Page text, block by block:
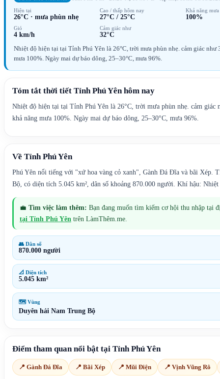
Hiện tại
26°C · mưa phùn nhẹ
Cao / thấp hôm nay
27°C / 25°C
Khả năng mưa
100%
Gió
4 km/h
Cảm giác như
32°C
Nhiệt độ hiện tại tại Tỉnh Phú Yên là 26°C, trời mưa phùn nhẹ. cảm giác như
mưa 100%. Ngày mai dự báo dông, 25–30°C, mưa 96%.
Tóm tắt thời tiết Tỉnh Phú Yênhôm nay
Nhiệt độ hiện tại tại Tỉnh Phú Yên là 26°C, trời mưa phùn nhẹ. cảm giác
khả năng mưa 100%. Ngày mai dự báo dông, 25–30°C, mưa 96%.
Về Tỉnh Phú Yên
Phú Yên nổi tiếng với "xứ hoa vàng cỏ xanh", Gành Đá Đĩa và bãi Xép.
Bộ, có diện tích 5.045 km², dân số khoảng 870.000 người. Khí hậu:
💼 Tìm việc làm thêm: Bạn đang muốn tìm kiếm cơ hội thu nhập tại
tại Tỉnh Phú Yên trên LàmThêm.me.
👥 Dân số
870.000 người
📐 Diện tích
5.045 km²
🗺 Vùng
Duyên hải Nam Trung Bộ
Điểm tham quan nổi bật tại Tỉnh Phú Yên
📍 Gành Đá Đĩa 📍 Bãi Xép 📍 Mũi Điện 📍 Vịnh Vũng Rô